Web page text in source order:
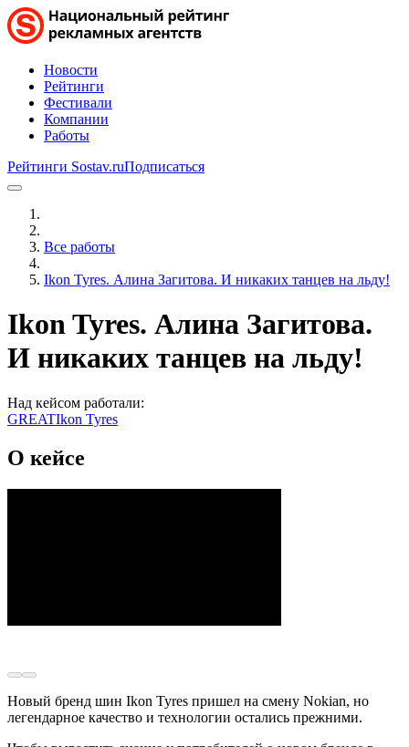
Новости
Рейтинги
Фестивали
Компании
Работы
Рейтинги Sostav.ruПодписаться
Все работы
Ikon Tyres. Алина Загитова. И никаких танцев на льду!
Ikon Tyres. Алина Загитова.
И никаких танцев на льду!
Над кейсом работали:
GREATIkon Tyres
О кейсе
Новый бренд шин Ikon Tyres пришел на смену Nokian, но
легендарное качество и технологии остались прежними.